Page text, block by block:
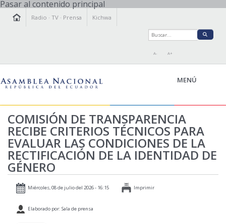
Pasar al contenido principal
Radio ·TV · Prensa Kichwa
A- A+
MENÚ
LA ASAMBLEA
LEGISLAMOS
FISCALIZAMOS
TRANSPARENCIA
PRENSA
RELACIONES INTERNACIONALES
COMISIÓN DE TRANSPARENCIA
RECIBE CRITERIOS TÉCNICOS PARA
EVALUAR LAS CONDICIONES DE LA
RECTIFICACIÓN DE LA IDENTIDAD DE
GÉNERO
Miércoles, 08 de julio del 2026 - 16:15 Imprimir
Elaborado por: Sala de prensa